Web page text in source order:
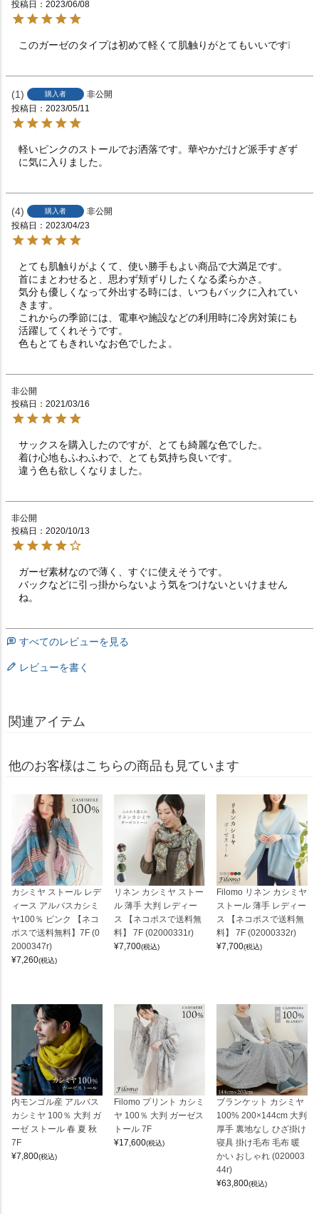
投稿日 2023/06/08
このガーゼのタイプは初めて軽くて肌触りがとてもいいです❕
1 購入者
非公開
投稿日
2023/05/11
軽いピンクのストールでお洒落です。華やかだけど派手すぎず
に気に入りました。
4 購入者
非公開
投稿日
2023/04/23
とても肌触りがよくて、使い勝手もよい商品で大満足です。
首にまとわせると、思わず頬ずりしたくなる柔らかさ。
気分も優しくなって外出する時には、いつもバックに入れてい
きます。
これからの季節には、電車や施設などの利用時に冷房対策にも
活躍してくれそうです。
色もとてもきれいなお色でしたよ。
非公開
投稿日
2021/03/16
サックスを購入したのですが、とても綺麗な色でした。
着け心地もふわふわで、とても気持ち良いです。
違う色も欲しくなりました。
非公開
投稿日
2020/10/13
ガーゼ素材なので薄く、すぐに使えそうです。
バックなどに引っ掛からないよう気をつけないといけません
ね。
すべてのレビューを見る
レビューを書く
関連アイテム
他のお客様はこちらの商品も見ています
カシミヤ ストール レデ
ィース アルバスカシミ
ヤ100％ ピンク 【ネコ
ポスで送料無料】7F (0
2000347r)
¥7,260(税込)
リネン カシミヤ ストー
ル 薄手 大判 レディー
ス 【ネコポスで送料無
料】 7F (02000331r)
¥7,700(税込)
Filomo リネン カシミヤ
ストール 薄手 レディー
ス 【ネコポスで送料無
料】 7F (02000332r)
¥7,700(税込)
内モンゴル産 アルバス
カシミヤ 100％ 大判 ガ
ーゼ ストール 春 夏 秋
7F
¥7,800(税込)
Filomo プリント カシミ
ヤ 100％ 大判 ガーゼス
トール 7F
¥17,600(税込)
ブランケット カシミヤ
100% 200×144cm 大判
厚手 裏地なし ひざ掛け
寝具 掛け毛布 毛布 暖
かい おしゃれ (020003
44r)
¥63,800(税込)